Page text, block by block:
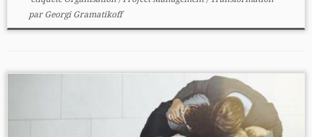
par Georgi Gramatikoff